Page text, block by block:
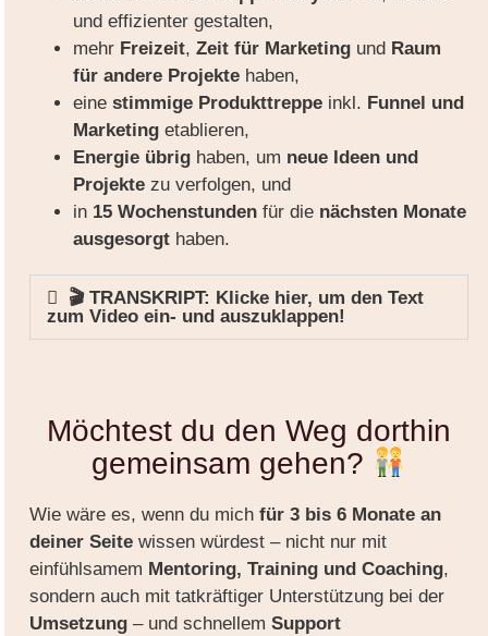
und effizienter gestalten,
mehr Freizeit, Zeit für Marketingund Raum
für andere Projektehaben,
eine stimmige Produkttreppeinkl. Funnel und
Marketingetablieren,
Energie übrighaben, um neue Ideen und
Projektezu verfolgen, und
in 15 Wochenstundenfür die nächsten Monate
ausgesorgthaben.
🎬 TRANSKRIPT: Klicke hier, um den Text
zum Video ein- und auszuklappen!
Möchtest du den Weg dorthin
gemeinsam gehen?
Wie wäre es, wenn du mich für 3 bis 6 Monate an
deiner Seitewissen würdest – nicht nur mit
einfühlsamem Mentoring, Training und Coaching,
sondern auch mit tatkräftiger Unterstützung bei der
Umsetzung– und schnellem Support